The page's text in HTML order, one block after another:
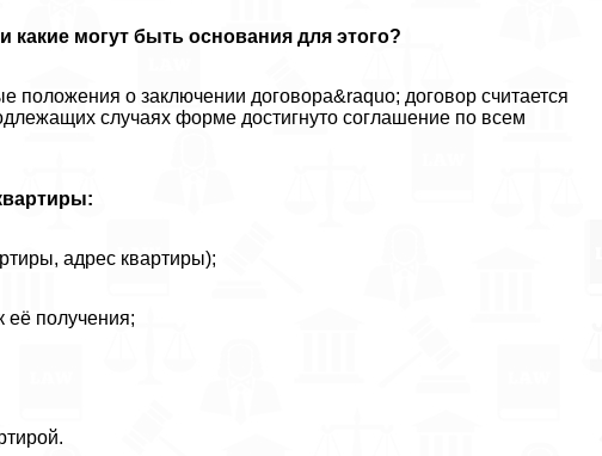
могут быть основания для этого?
положения о заключении договора&raquo; договор считается
случаях форме достигнуто соглашение по всем
адрес квартиры);
её получения;